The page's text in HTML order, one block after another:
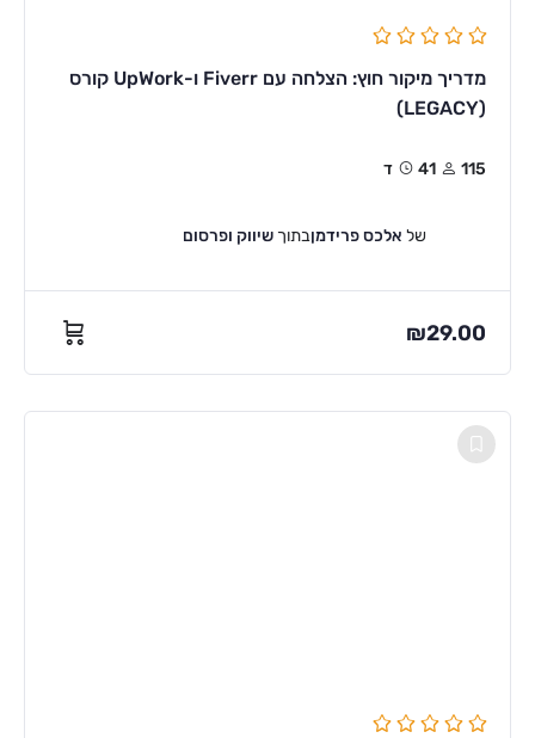
מדריך מיקור חוץ: הצלחה עם Fiverr ו-UpWork קורס
(LEGACY)
115 41ד
של אלכס פרידמןבתוך שיווק ופרסום
₪29.00